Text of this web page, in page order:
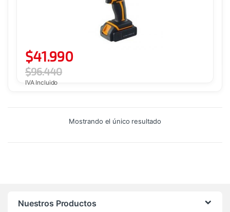
$41.990
$96.440
IVA Incluido
Mostrando el único resultado
Nuestros Productos